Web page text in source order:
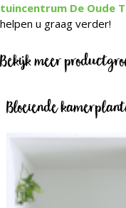
tuincentrum De Oude
helpen u graag verder!
Bekijk meer
Bloeiende